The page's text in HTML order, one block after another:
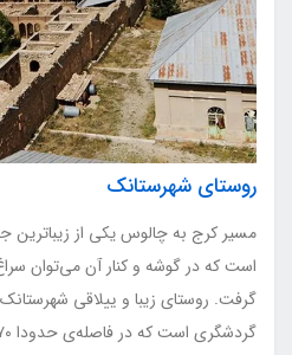
روستای شهرستانک
مسیر کرج به چالوس یکی از زیباترین
است که در گوشه و کنار آن می‌توان
گرفت. روستای زیبا و ییلاقی